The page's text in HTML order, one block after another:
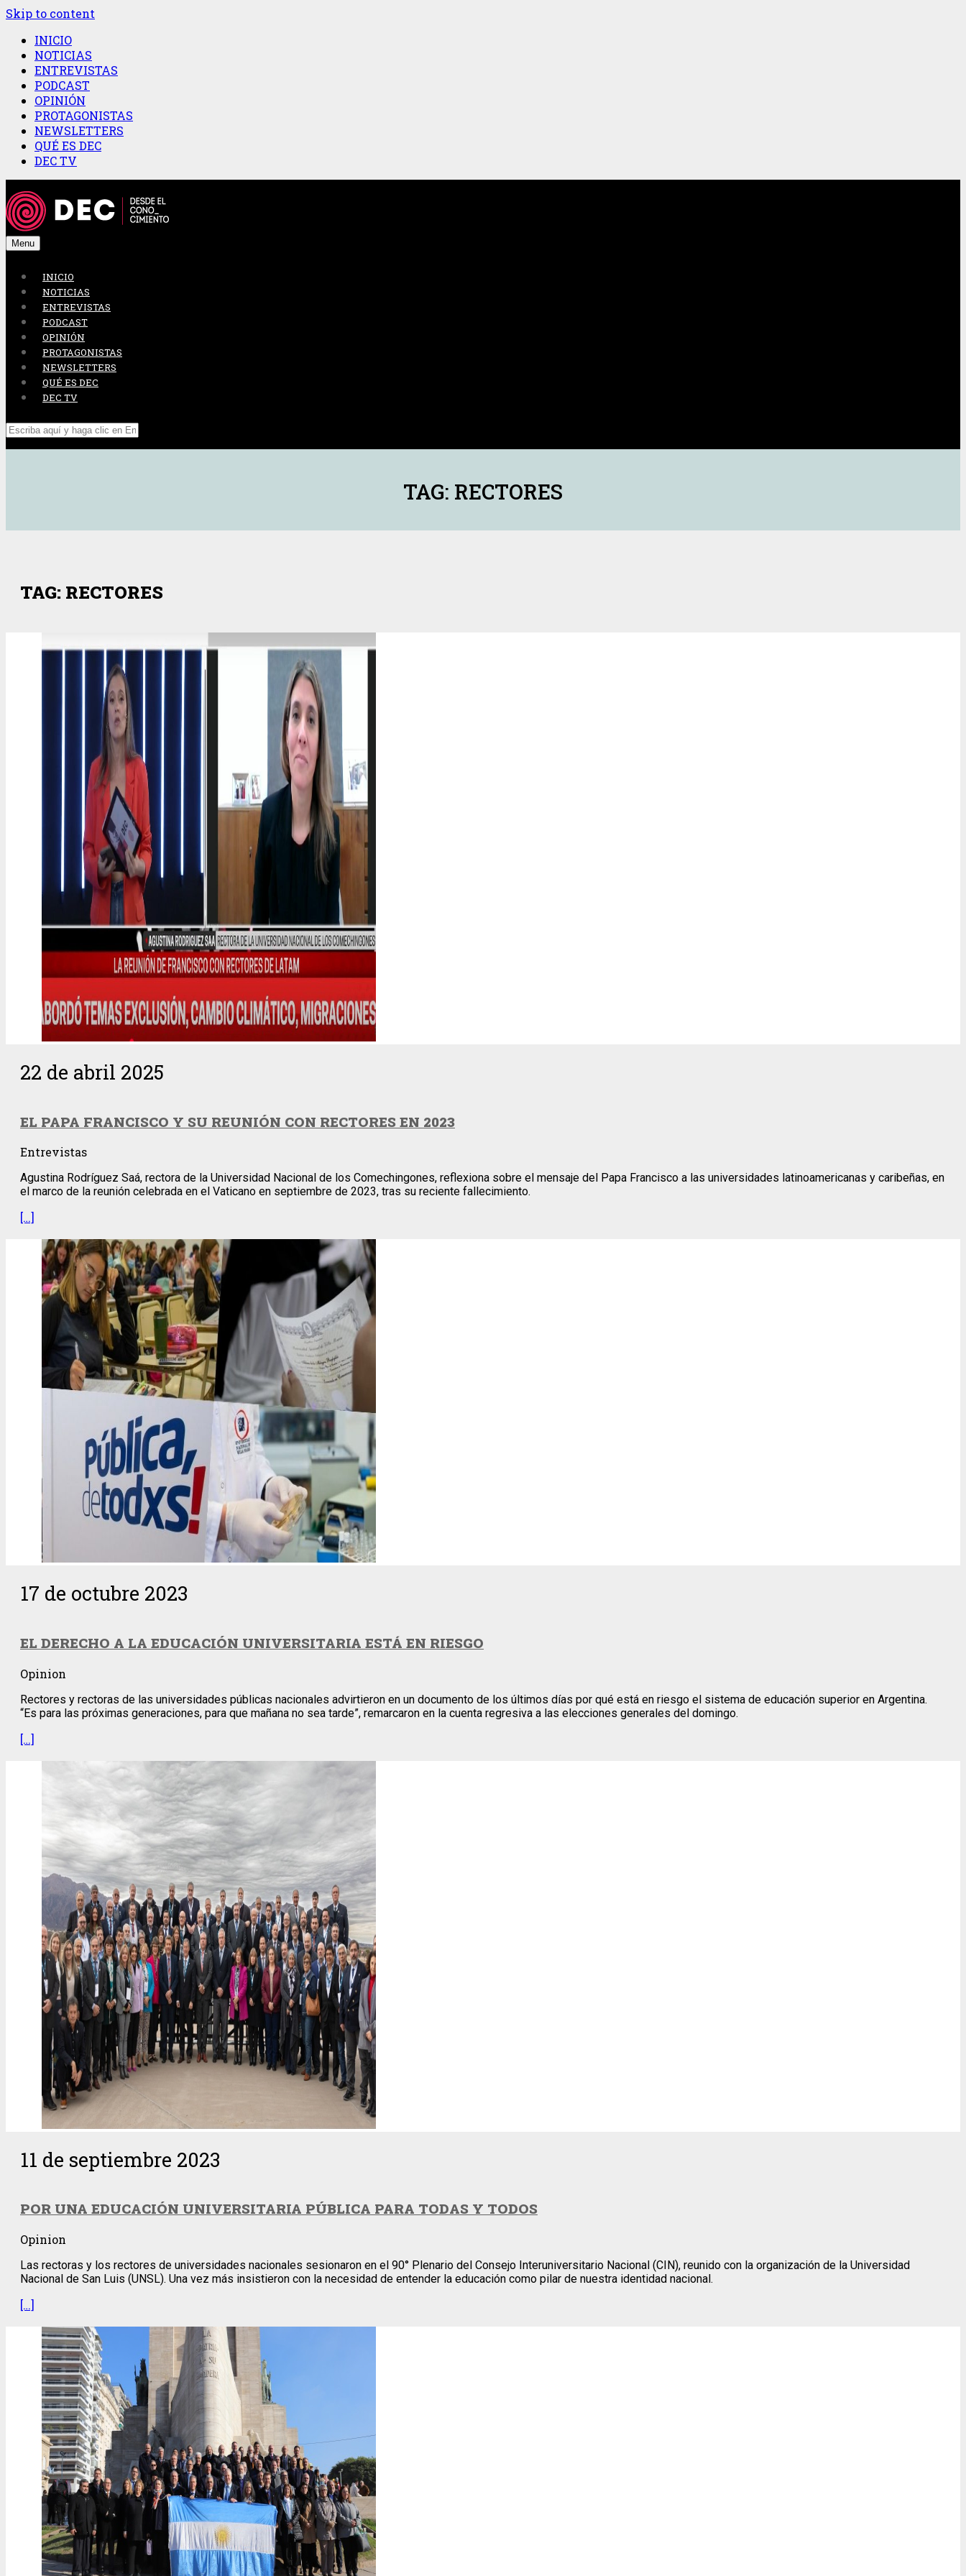
Skip to content
INICIO
NOTICIAS
ENTREVISTAS
PODCAST
OPINIÓN
PROTAGONISTAS
NEWSLETTERS
QUÉ ES DEC
DEC TV
Menu
INICIO
NOTICIAS
ENTREVISTAS
PODCAST
OPINIÓN
PROTAGONISTAS
NEWSLETTERS
QUÉ ES DEC
DEC TV
TAG: RECTORES
TAG: RECTORES
22 de abril 2025
EL PAPA FRANCISCO Y SU REUNIÓN CON RECTORES EN 2023
Entrevistas
Agustina Rodríguez Saá, rectora de la Universidad Nacional de los Comechingones, reflexiona sobre el mensaje del Papa Francisco a las universidades latinoamericanas y caribeñas, en
el marco de la reunión celebrada en el Vaticano en septiembre de 2023, tras su reciente fallecimiento.
[…]
17 de octubre 2023
EL DERECHO A LA EDUCACIÓN UNIVERSITARIA ESTÁ EN RIESGO
Opinion
Rectores y rectoras de las universidades públicas nacionales advirtieron en un documento de los últimos días por qué está en riesgo el sistema de educación superior en Argentina.
“Es para las próximas generaciones, para que mañana no sea tarde”, remarcaron en la cuenta regresiva a las elecciones generales del domingo.
[…]
11 de septiembre 2023
POR UNA EDUCACIÓN UNIVERSITARIA PÚBLICA PARA TODAS Y TODOS
Opinion
Las rectoras y los rectores de universidades nacionales sesionaron en el 90° Plenario del Consejo Interuniversitario Nacional (CIN), reunido con la organización de la Universidad
Nacional de San Luis (UNSL). Una vez más insistieron con la necesidad de entender la educación como pilar de nuestra identidad nacional.
[…]